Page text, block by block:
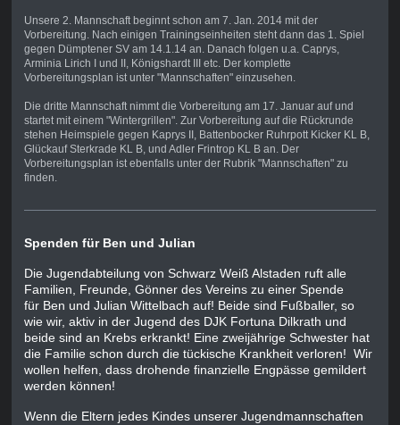
Unsere 2. Mannschaft beginnt schon am 7. Jan. 2014 mit der
Vorbereitung. Nach einigen Trainingseinheiten steht dann das 1. Spiel
gegen Dümptener SV am 14.1.14 an. Danach folgen u.a. Caprys,
Arminia Lirich I und II, Königshardt III etc. Der komplette
Vorbereitungsplan ist unter "Mannschaften" einzusehen.
Die dritte Mannschaft nimmt die Vorbereitung am 17. Januar auf und
startet mit einem "Wintergrillen". Zur Vorbereitung auf die Rückrunde
stehen Heimspiele gegen Kaprys II, Battenbocker Ruhrpott Kicker KL B,
Glückauf Sterkrade KL B, und Adler Frintrop KL B an. Der
Vorbereitungsplan ist ebenfalls unter der Rubrik "Mannschaften" zu
finden.
Spenden für Ben und Julian
Die Jugendabteilung von Schwarz Weiß Alstaden ruft alle
Familien, Freunde, Gönner des Vereins zu einer Spende
für Ben und Julian Wittelbach auf! Beide sind Fußballer, so
wie wir, aktiv in der Jugend des DJK Fortuna Dilkrath und
beide sind an Krebs erkrankt! Eine zweijährige Schwester hat
die Familie schon durch die tückische Krankheit verloren! Wir
wollen helfen, dass drohende finanzielle Engpässe gemildert
werden können!
Wenn die Eltern jedes Kindes unserer Jugendmannschaften